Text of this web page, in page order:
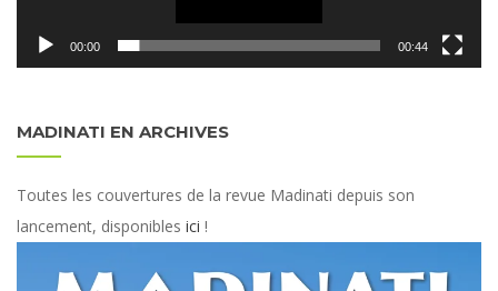
00:00 00:44
MADINATI EN ARCHIVES
Toutes les couvertures de la revue Madinati depuis son
lancement, disponibles ici !